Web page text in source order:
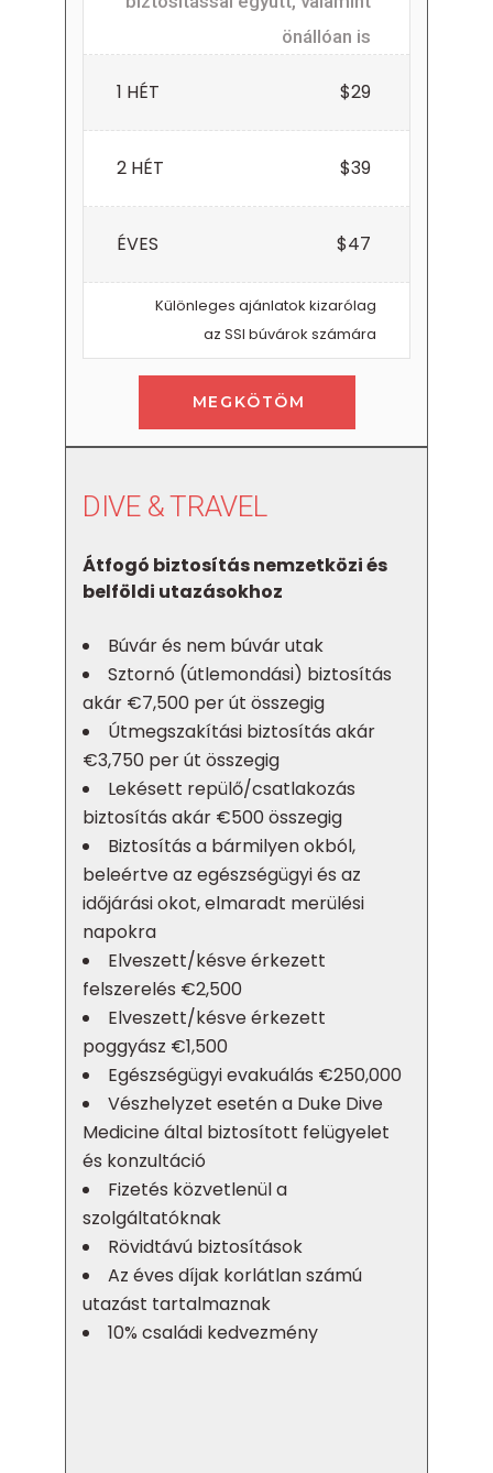
önállóan is
1 HÉT $29
2 HÉT $39
ÉVES $47
Különleges ajánlatok kizarólag
az SSI búvárok számára
MEGKÖTÖM
DIVE & TRAVEL
Átfogó biztosítás nemzetközi és
belföldi utazásokhoz
Búvár és nem búvár utak
Sztornó (útlemondási) biztosítás
akár €7,500 per út összegig
Útmegszakítási biztosítás akár
€3,750 per út összegig
Lekésett repülő/csatlakozás
biztosítás akár €500 összegig
Biztosítás a bármilyen okból,
beleértve az egészségügyi és az
időjárási okot, elmaradt merülési
napokra
Elveszett/késve érkezett
felszerelés €2,500
Elveszett/késve érkezett
poggyász €1,500
Egészségügyi evakuálás €250,000
Vészhelyzet esetén a Duke Dive
Medicine által biztosított felügyelet
és konzultáció
Fizetés közvetlenül a
szolgáltatóknak
Rövidtávú biztosítások
Az éves díjak korlátlan számú
utazást tartalmaznak
10% családi kedvezmény